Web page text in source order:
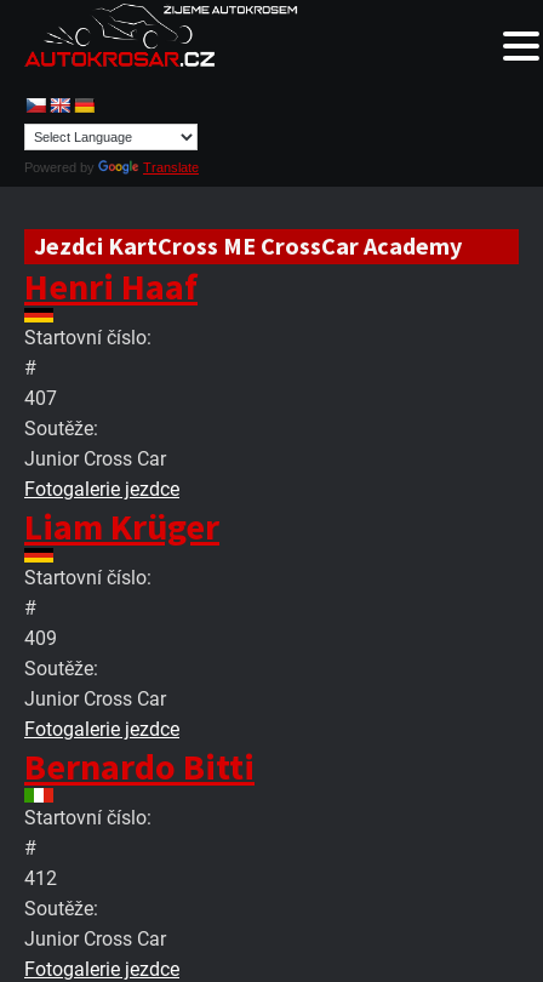
Powered by Translate
Jezdci KartCross ME CrossCar Academy
Henri Haaf
Startovní číslo:
#
407
Soutěže:
Junior Cross Car
Fotogalerie jezdce
Liam Krüger
Startovní číslo:
#
409
Soutěže:
Junior Cross Car
Fotogalerie jezdce
Bernardo Bitti
Startovní číslo:
#
412
Soutěže:
Junior Cross Car
Fotogalerie jezdce